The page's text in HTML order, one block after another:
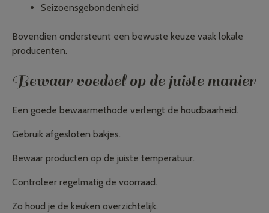
Seizoensgebondenheid
Bovendien ondersteunt een bewuste keuze vaak lokale
producenten.
Bewaar voedsel op de juiste manier
Een goede bewaarmethode verlengt de houdbaarheid.
Gebruik afgesloten bakjes.
Bewaar producten op de juiste temperatuur.
Controleer regelmatig de voorraad.
Zo houd je de keuken overzichtelijk.